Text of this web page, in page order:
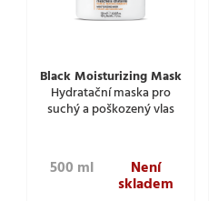
Black Moisturizing Mask
Hydratační maska pro
suchý a poškozený vlas
500 ml Není
skladem